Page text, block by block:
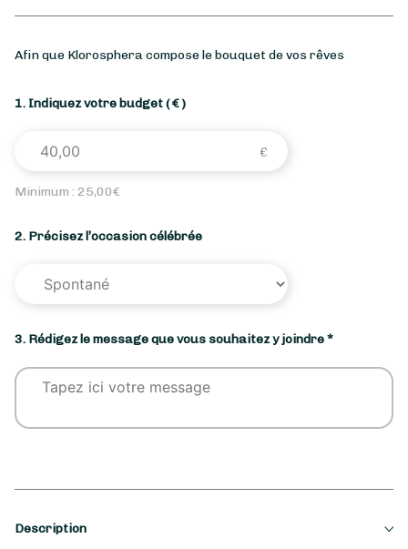
Afin que Klorosphera compose le bouquet de vos rêves
1. Indiquez votre budget( € )
Minimum : 25,00€
2. Précisez l’occasion célébrée
3. Rédigez le message que vous souhaitez y joindre *
Description